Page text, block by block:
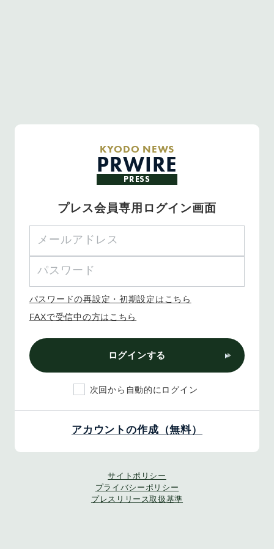
KYODO NEWS
PRWIRE
PRESS
プレス会員専用ログイン画面
パスワードの再設定・初期設定はこちら
FAXで受信中の方はこちら
ログインする
次回から自動的にログイン
アカウントの作成（無料）
サイトポリシー
プライバシーポリシー
プレスリリース取扱基準